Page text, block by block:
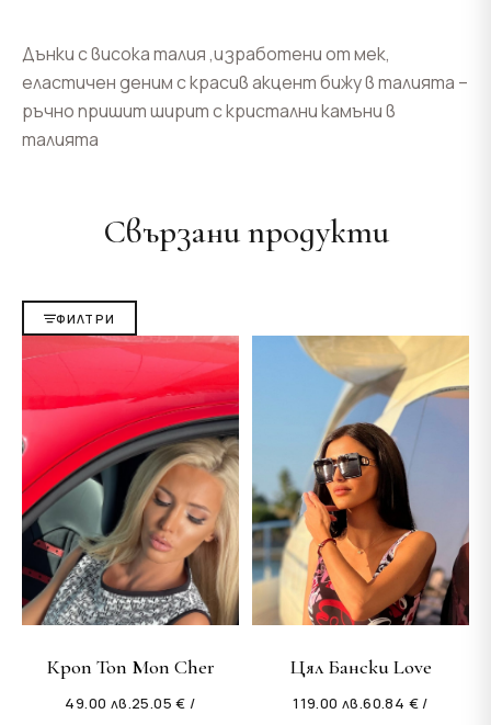
Дънки с висока талия ,изработени от мек,
еластичен деним с красив акцент бижу в талията –
ръчно пришит ширит с кристални камъни в
талията
Свързани продукти
ФИЛТРИ
Кроп Топ Mon Cher
25.05 € /
49.00 лв.
Цял Бански Love
60.84 € /
119.00 лв.